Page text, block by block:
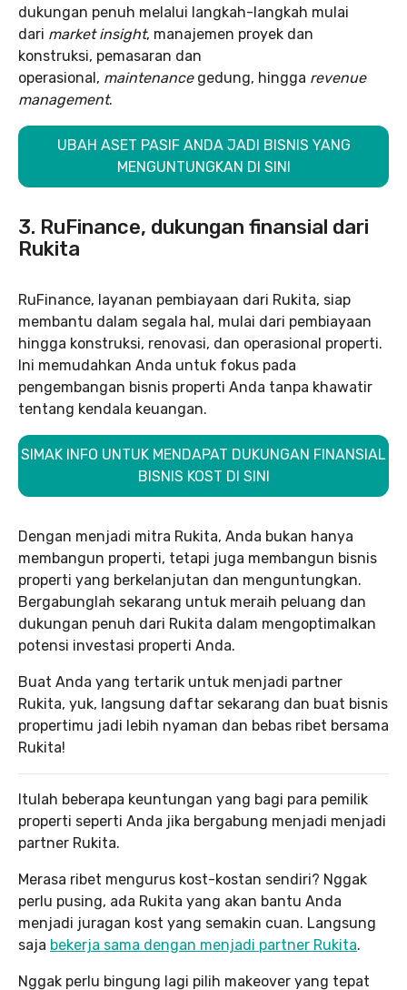
dukungan penuh melalui langkah-langkah mulai
dari market insight, manajemen proyek dan
konstruksi, pemasaran dan
operasional, maintenancegedung, hingga revenue
management.
UBAH ASET PASIF ANDA JADI BISNIS YANG
MENGUNTUNGKAN DI SINI
3. RuFinance, dukungan finansial dari
Rukita
RuFinance, layanan pembiayaan dari Rukita, siap
membantu dalam segala hal, mulai dari pembiayaan
hingga konstruksi, renovasi, dan operasional properti.
Ini memudahkan Anda untuk fokus pada
pengembangan bisnis properti Anda tanpa khawatir
tentang kendala keuangan.
SIMAK INFO UNTUK MENDAPAT DUKUNGAN FINANSIAL
BISNIS KOST DI SINI
Dengan menjadi mitra Rukita, Anda bukan hanya
membangun properti, tetapi juga membangun bisnis
properti yang berkelanjutan dan menguntungkan.
Bergabunglah sekarang untuk meraih peluang dan
dukungan penuh dari Rukita dalam mengoptimalkan
potensi investasi properti Anda.
Buat Anda yang tertarik untuk menjadi partner
Rukita, yuk, langsung daftar sekarang dan buat bisnis
propertimu jadi lebih nyaman dan bebas ribet bersama
Rukita!
Itulah beberapa keuntungan yang bagi para pemilik
properti seperti Anda jika bergabung menjadi menjadi
partner Rukita.
Merasa ribet mengurus kost-kostan sendiri? Nggak
perlu pusing, ada Rukita yang akan bantu Anda
menjadi juragan kost yang semakin cuan. Langsung
saja bekerja sama dengan menjadi partner Rukita.
Nggak perlu bingung lagi pilih makeover yang tepat